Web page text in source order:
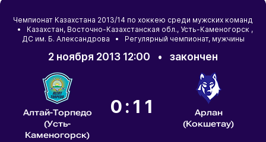
Чемпионат Казахстана 2013/14 по хоккею среди мужских команд
• Казахстан, Восточно-Казахстанская обл., Усть-Каменогорск ,
ДС им. Б. Александрова • Регулярный чемпионат, мужчины
2 ноября 2013 12:00 • закончен
Алтай-Торпедо
(Усть-
Каменогорск)
0:11
Арлан
(Кокшетау)